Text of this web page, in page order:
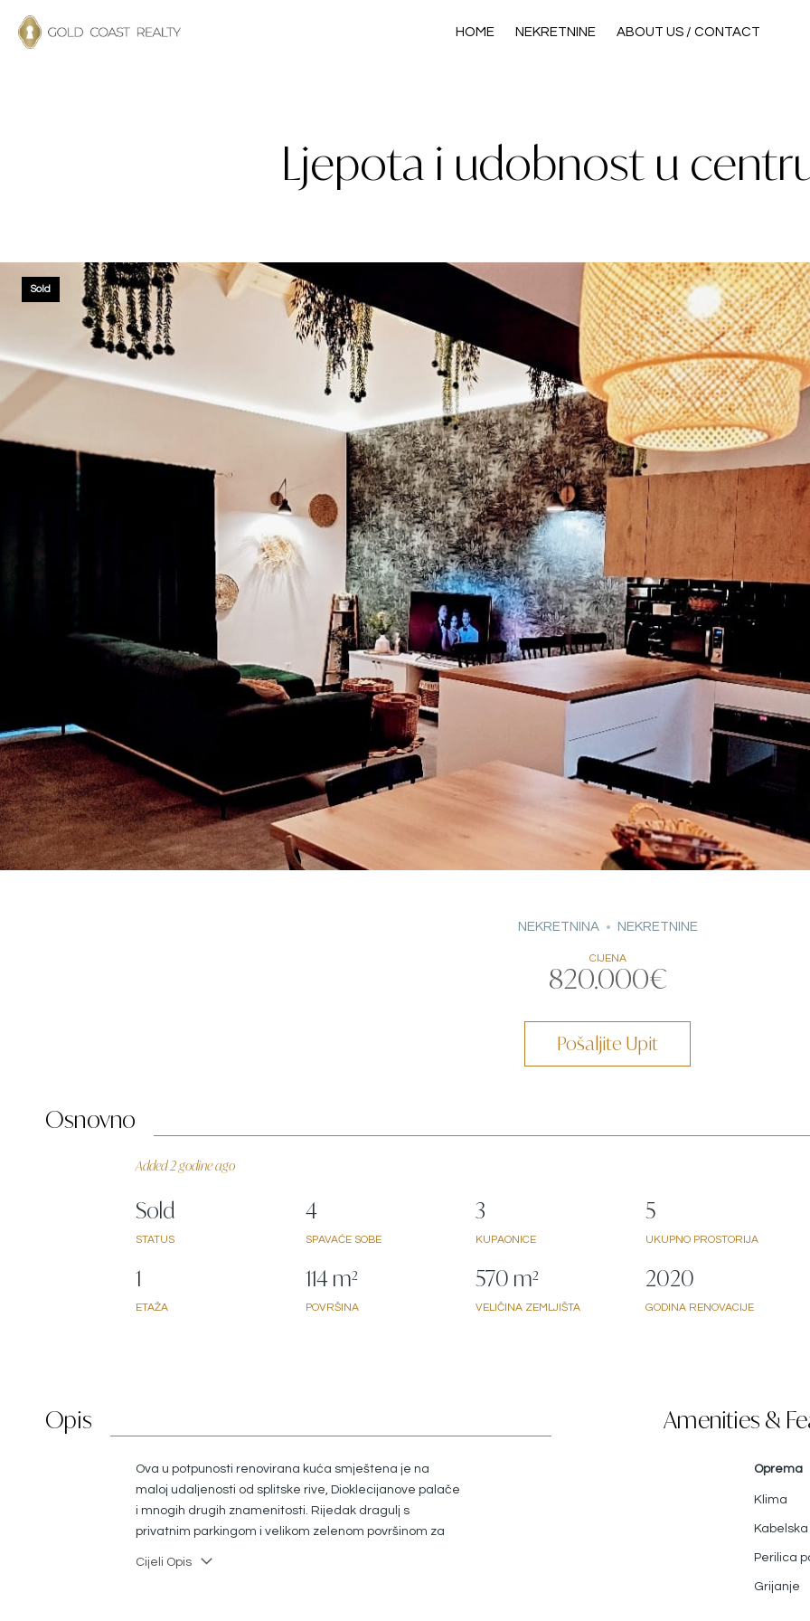
HOME NEKRETNINE ABOUT US / CONTACT
Ljepota i udobnost u
Sold
NEKRETNINA NEKRETNINE
CIJENA
820.000€
Pošaljite Upit
Osnovno
Added 2 godine ago
STATUS
Sold
SPAVAĆE SOBE
4
KUPAONICE
3
UKUPNO PROSTORIJA
5
ETAŽA
1
POVRŠINA
114 m²
VELIČINA ZEMLJIŠTA
570 m²
GODINA RENOVACIJE
2020
Opis
Ova u potpunosti renovirana kuća smještena je na
maloj udaljenosti od splitske rive, Dioklecijanove palače
i mnogih drugih znamenitosti. Rijedak dragulj s
privatnim parkingom i velikom zelenom površinom za
Cijeli Opis
Amenities &
Oprema
Klima
Kabelska
Perilica
Grijanje